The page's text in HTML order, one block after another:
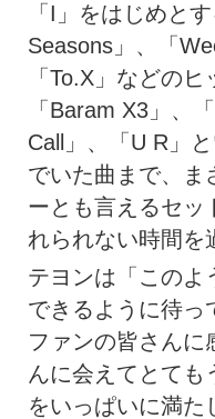
「I」をはじめと
Seasons」、「
「To.X」などの
「Baram X3」、
Call」、「U R」
でいた曲まで、ま
ーとも言えるセッ
れられない時間を
テヨンは「このよ
できるように待っ
ファンの皆さんに
んに会えてとても
をいっぱいに満た